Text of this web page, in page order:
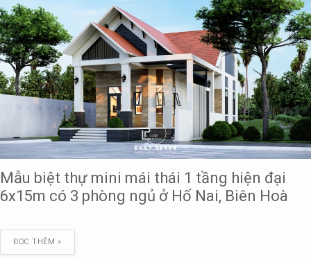
Mẫu biệt thự mini mái thái 1 tầng hiện đại
6x15m có 3 phòng ngủ ở Hố Nai, Biên Hoà
ĐỌC THÊM »